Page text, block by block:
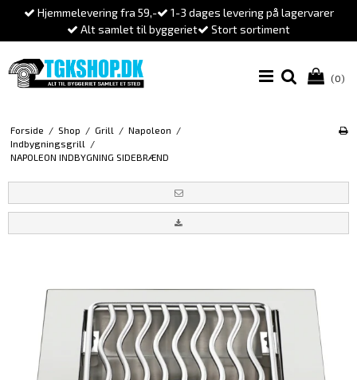
Hjemmelevering fra 59,-
1-3 dages levering på lagervarer
Alt samlet til byggeriet
Stort sortiment
(0)
Forside / Shop / Grill / Napoleon /
Indbygningsgrill
/
NAPOLEON INDBYGNING SIDEBRÆND